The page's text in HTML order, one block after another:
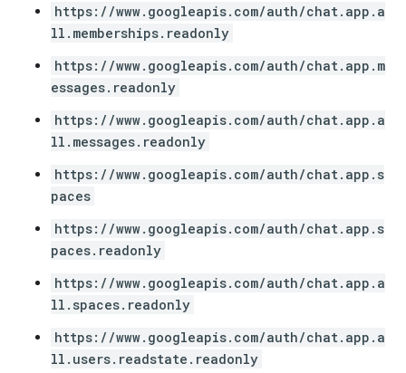
https://www.googleapis.com/auth/chat.app.a
ll.memberships.readonly
https://www.googleapis.com/auth/chat.app.m
essages.readonly
https://www.googleapis.com/auth/chat.app.a
ll.messages.readonly
https://www.googleapis.com/auth/chat.app.s
paces
https://www.googleapis.com/auth/chat.app.s
paces.readonly
https://www.googleapis.com/auth/chat.app.a
ll.spaces.readonly
https://www.googleapis.com/auth/chat.app.a
ll.users.readstate.readonly